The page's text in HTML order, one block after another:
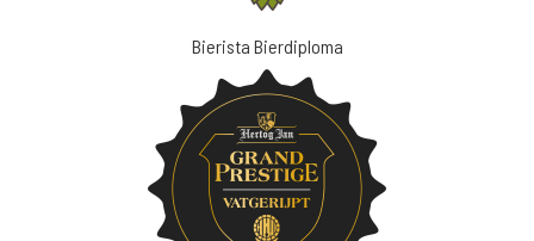
Bierista Bierdiploma